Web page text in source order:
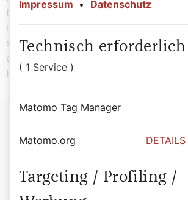
bereichert. Die Zusammenarbeit zeigt
ist nicht nur ein Weg der Einzelnen,
starkes gemeinschaftliches Erlebnis –
einem engagierten Netzwerk, das die
Heiligen Jahres lebendig werden lässt.
Impressum • Datenschutz
Technisch erforderlich
( 1 Service )
Matomo Tag Manager
Matomo.org
Targeting / Profiling /